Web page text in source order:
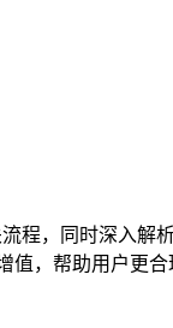
，同时深入解
值，帮助用户更